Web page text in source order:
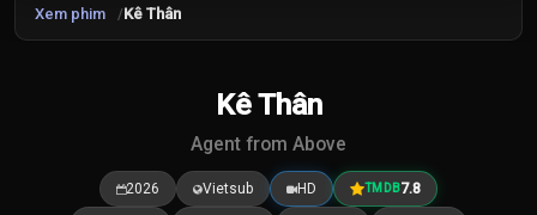
Xem phim Kê Thân
Kê Thân
Agent from Above
2026 Vietsub HD TMDB7.8